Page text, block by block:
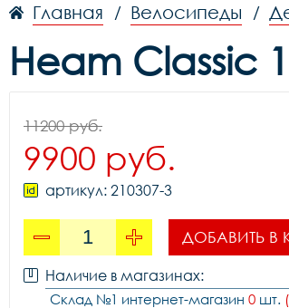
Главная / Велосипеды /
Heam Classic
11200 руб.
9900 руб.
артикул: 210307-3
ДОБАВИТЬ В
Наличие в магазинах:
Склад №1 интернет-магазин 0 шт.